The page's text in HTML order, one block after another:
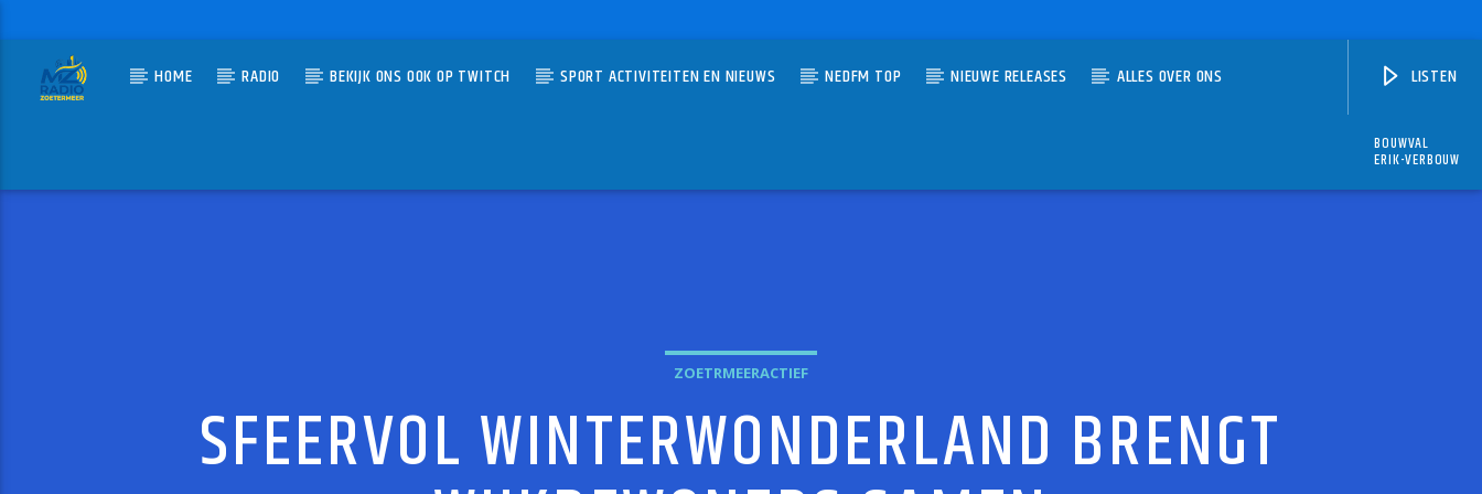
HOME RADIO BEKIJK ONS OOK OP TWITCH SPORT ACTIVITEITEN EN NIEUWS NEDFM TOP NIEUWE RELEASES ALLES OVER ONS LISTEN
BOUWVAL
ERIK-VERBOUW
ZOETRMEERACTIEF
SFEERVOL WINTERWONDERLAND BRENGT